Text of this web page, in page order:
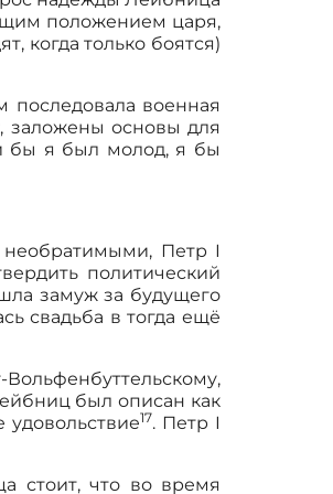
положением царя,
когда только боятся)
последовала военная
заложены основы для
бы я был молод, я бы
необратимыми, Петр I
политический
замуж за будущего
свадьба в тогда ещё
был описан как
17. Петр I
стоит, что во время